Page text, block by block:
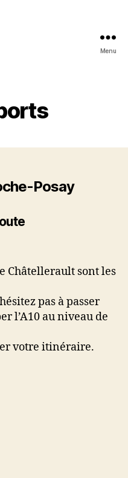
Menu
Posay
Châtellerault sont les
pas à passer
l’A10 au niveau de
votre itinéraire.